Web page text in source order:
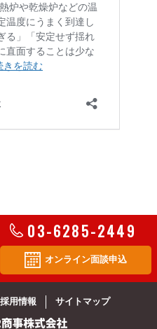
03-6285-2449
オンライン面談申込
採用情報 サイトマップ